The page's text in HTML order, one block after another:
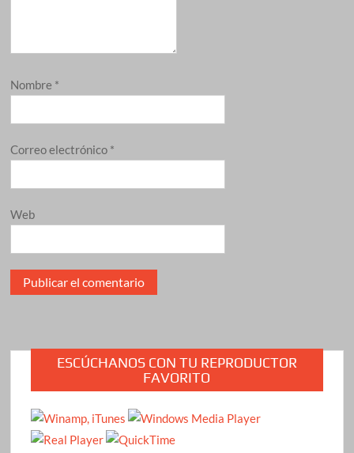
Nombre *
Correo electrónico *
Web
ESCÚCHANOS CON TU REPRODUCTOR
FAVORITO